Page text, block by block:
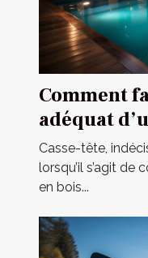
Comment
adéquat
en 2021 ?
Casse-tête,
lorsqu’il s’agit de
en bois...